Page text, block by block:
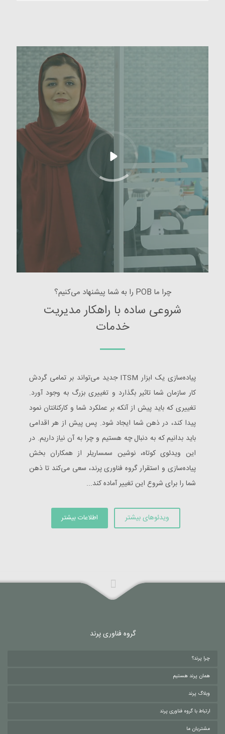
چرا ما POB را به شما پیشنهاد می‌کنیم؟
شروعی ساده با راهکار مدیریت
خدمات
پیاده‌سازی یک ابزار ITSM جدید می‌تواند بر تمامی گردش
کار سازمان شما تاثیر بگذارد و تغییری بزرگ به وجود آورد.
تغییری که باید پیش از آنکه بر عملکرد شما و کارکنانتان نمود
پیدا کند، در ذهن شما ایجاد شود. پس پیش از هر اقدامی
باید بدانیم که به دنبال چه هستیم و چرا به آن نیاز داریم. در
این ویدئوی کوتاه، نوشین سمساریلر از همکاران بخش
پیاده‌سازی و استقرار گروه فناوری پرند، سعی می‌کند تا ذهن
شما را برای شروع این تغییر آماده کند...
ویدئوهای بیشتر اطلاعات بیشتر
گروه فناوری پرند
چرا پرند؟
همان پرند هستیم
وبلاگ پرند
ارتباط با گروه فناوری پرند
مشتریان ما